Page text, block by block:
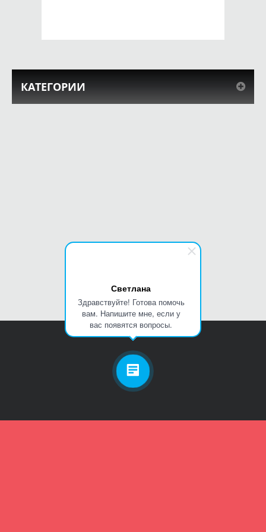
Светлана
Здравствуйте! Готова помочь
вам. Напишите мне, если у
вас появятся вопросы.
КАТЕГОРИИ